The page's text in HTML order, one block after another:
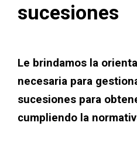
sucesiones
Le brindamos la
necesaria para
sucesiones para
cumpliendo la